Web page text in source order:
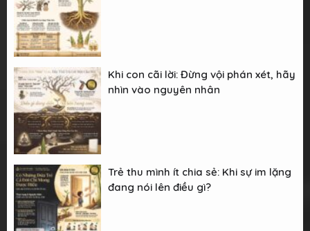
Khi con cãi lời: Đừng vội phán xét, hãy
nhìn vào nguyên nhân
Trẻ thu mình ít chia sẻ: Khi sự im lặng
đang nói lên điều gì?